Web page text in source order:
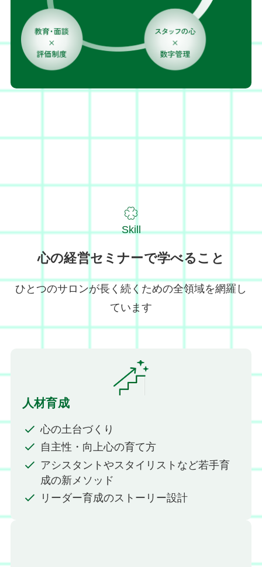
Skill
心の経営セミナーで学べること
ひとつのサロンが長く続くための全領域を網羅し
ています
人材育成
心の土台づくり
自主性・向上心の育て方
アシスタントやスタイリストなど若手育
成の新メソッド
リーダー育成のストーリー設計